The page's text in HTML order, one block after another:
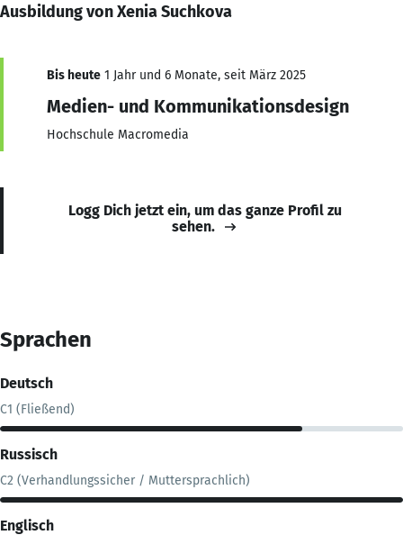
Ausbildung von Xenia Suchkova
Bis heute 1 Jahr und 6 Monate, seit März 2025
Medien- und Kommunikationsdesign
Hochschule Macromedia
Logg Dich jetzt ein, um das ganze Profil zu
sehen.
Sprachen
Deutsch
C1 (Fließend)
Russisch
C2 (Verhandlungssicher / Muttersprachlich)
Englisch